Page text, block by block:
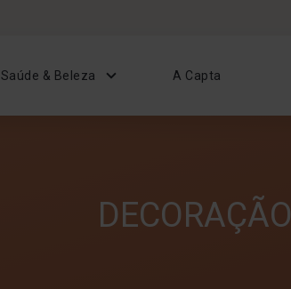
Saúde & Beleza A Capta
DECORAÇÃO